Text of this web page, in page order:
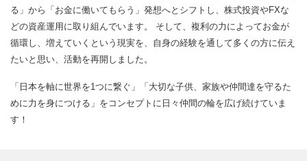
る」から「お金に働いてもらう」発想へとシフトし、株式投資やFXな
どの資産運用に取り組んでいます。 そして、複利の力によってお金が
循環し、増えていくという現実を、自身の経験を通して多くの方に伝え
たいと思い、活動を再開しました。
「日本を軸に世界を1つに繋ぐ」「大切な子供、家族や仲間達を守るた
めに力を身につける」をコンセプトに日々仲間の輪を広げ続けていま
す！